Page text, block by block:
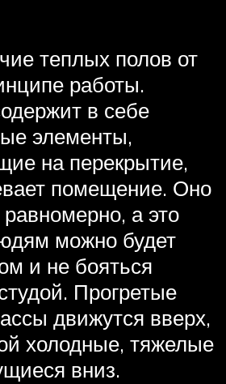
теплых полов от
работы.
в себе
элементы,
на перекрытие,
помещение. Оно
равномерно, а это
можно будет
и не бояться
Прогретые
движутся вверх,
холодные, тяжелые
вниз.